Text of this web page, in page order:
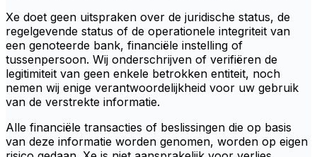
Xe doet geen uitspraken over de juridische status, de
regelgevende status of de operationele integriteit van
een genoteerde bank, financiële instelling of
tussenpersoon. Wij onderschrijven of verifiëren de
legitimiteit van geen enkele betrokken entiteit, noch
nemen wij enige verantwoordelijkheid voor uw gebruik
van de verstrekte informatie.
Alle financiële transacties of beslissingen die op basis
van deze informatie worden genomen, worden op eigen